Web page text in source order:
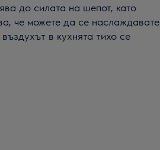
до силата на шепот, като
че можете да се наслаждавате
в кухнята тихо се